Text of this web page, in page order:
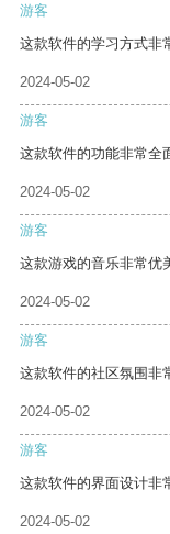
游客
这款软件的学习方式非
2024-05-02
游客
这款软件的功能非常全
2024-05-02
游客
这款游戏的音乐非常优
2024-05-02
游客
这款软件的社区氛围非
2024-05-02
游客
这款软件的界面设计非
2024-05-02